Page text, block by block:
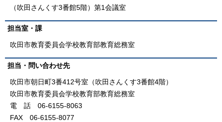
（吹田さんくす3番館5階）第1会議室
担当室・課
吹田市教育委員会学校教育部教育総務室
担当・問い合わせ先
吹田市朝日町3番412号室（吹田さんくす3番館4階）
吹田市教育委員会学校教育部教育総務室
電 話 06-6155-8063
FAX 06-6155-8077